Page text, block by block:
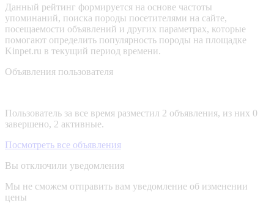
Данный рейтинг формируется на основе частоты
упоминаний, поиска породы посетителями на сайте,
посещаемости объявлений и других параметрах, которые
помогают определить популярность породы на площадке
Kinpet.ru в текущий период времени.
Объявления пользователя
Пользователь за все время разместил 2 объявления, из них 0
завершено, 2 активные.
Посмотреть все объявления
Вы отключили уведомления
Мы не сможем отправить вам уведомление об изменении
цены